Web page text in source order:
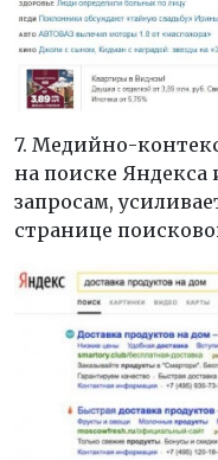
7. Медийно-
на поиске
запросам,
странице